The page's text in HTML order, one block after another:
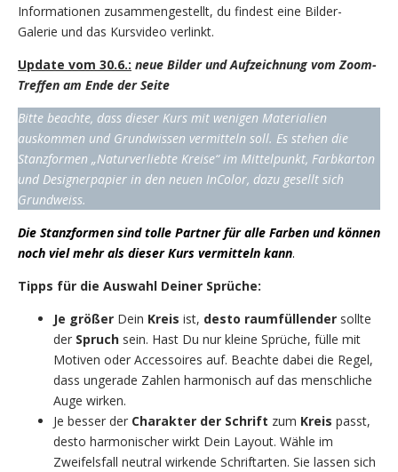
Informationen zusammengestellt, du findest eine Bilder-
Galerie und das Kursvideo verlinkt.
Update vom 30.6.: neue Bilder und Aufzeichnung vom Zoom-
Treffen am Ende der Seite
Bitte beachte, dass dieser Kurs mit wenigen Materialien
auskommen und Grundwissen vermitteln soll. Es stehen die
Stanzformen „Naturverliebte Kreise“ im Mittelpunkt, Farbkarton
und Designerpapier in den neuen InColor, dazu gesellt sich
Grundweiss.
Die Stanzformen sind tolle Partner für alle Farben und können
noch viel mehr als dieser Kurs vermitteln kann.
Tipps für die Auswahl Deiner Sprüche:
Je größer Dein Kreis ist, desto raumfüllender sollte
der Spruch sein. Hast Du nur kleine Sprüche, fülle mit
Motiven oder Accessoires auf. Beachte dabei die Regel,
dass ungerade Zahlen harmonisch auf das menschliche
Auge wirken.
Je besser der Charakter der Schrift zum Kreis passt,
desto harmonischer wirkt Dein Layout. Wähle im
Zweifelsfall neutral wirkende Schriftarten. Sie lassen sich